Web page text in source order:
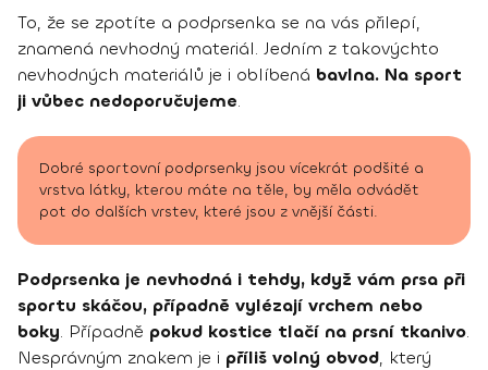
To, že se zpotíte a podprsenka se na vás přilepí,
znamená nevhodný materiál. Jedním z takovýchto
nevhodných materiálů je i oblíbená bavlna. Na sport
ji vůbec nedoporučujeme.
Dobré sportovní podprsenky jsou vícekrát podšité a
vrstva látky, kterou máte na těle, by měla odvádět
pot do dalších vrstev, které jsou z vnější části.
Podprsenka je nevhodná i tehdy, když vám prsa při
sportu skáčou, případně vylézají vrchem nebo
boky. Případně pokud kostice tlačí na prsní tkanivo.
Nesprávným znakem je i příliš volný obvod, který